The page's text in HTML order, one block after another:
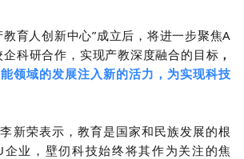
育人创新中心”成立后，将进一步聚焦A
科研合作，实现产教深度融合的目标 ，
领域的发展注入新的活力，为实现科技
新荣表示，教育是国家和民族发展的根
企业，壁仞科技始终将其作为关注的焦